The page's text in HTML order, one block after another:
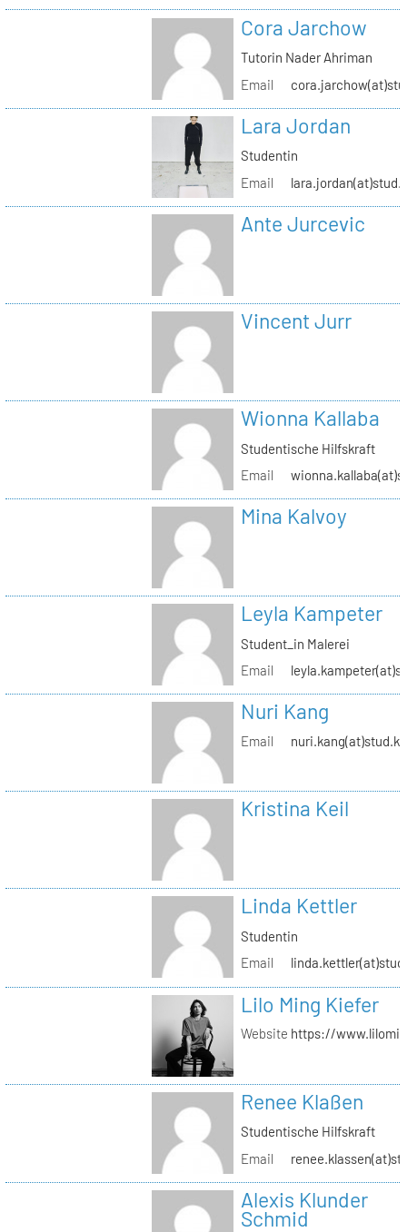
Cora Jarchow
Tutorin Nader Ahriman
Email
Lara Jordan
Studentin
Email
Ante Jurcevic
Vincent Jurr
Wionna Kallaba
Studentische Hilfskraft
Email
Mina Kalvoy
Leyla Kampeter
Student_in Malerei
Email
Nuri Kang
Email
Kristina Keil
Linda Kettler
Studentin
Email
Lilo Ming Kiefer
Website https://
Renee Klaßen
Studentische Hilfskraft
Email
Alexis Klunder
Schmid